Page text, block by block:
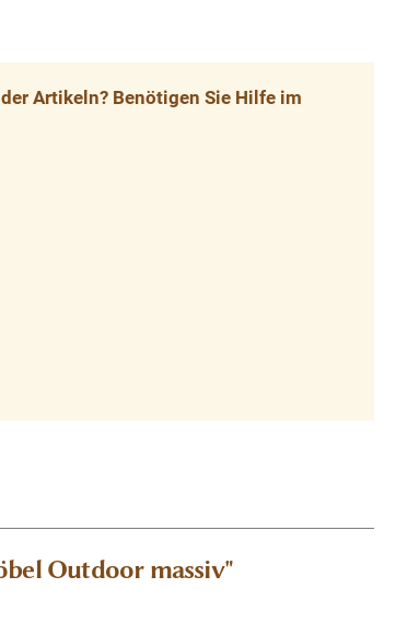
Artikeln? Benötigen Sie Hilfe im
Outdoor massiv"